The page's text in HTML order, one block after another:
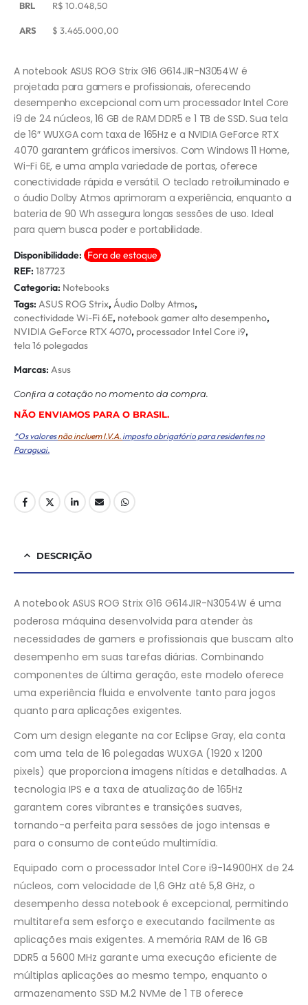
BRL R$ 10.048,50
ARS $ 3.465.000,00
A notebook ASUS ROG Strix G16 G614JIR-N3054W é
projetada para gamers e profissionais, oferecendo
desempenho excepcional com um processador Intel Core
i9 de 24 núcleos, 16 GB de RAM DDR5 e 1 TB de SSD. Sua tela
de 16″ WUXGA com taxa de 165Hz e a NVIDIA GeForce RTX
4070 garantem gráficos imersivos. Com Windows 11 Home,
Wi-Fi 6E, e uma ampla variedade de portas, oferece
conectividade rápida e versátil. O teclado retroiluminado e
o áudio Dolby Atmos aprimoram a experiência, enquanto a
bateria de 90 Wh assegura longas sessões de uso. Ideal
para quem busca poder e portabilidade.
Disponibilidade: Fora de estoque
REF: 187723
Categoria: Notebooks
Tags: ASUS ROG Strix,Áudio Dolby Atmos,
conectividade Wi-Fi 6E, notebook gamer alto desempenho,
NVIDIA GeForce RTX 4070, processador Intel Core i9,
tela 16 polegadas
Marcas: Asus
Conﬁra a cotação no momento da compra.
NÃO ENVIAMOS PARA O BRASIL.
*Os valoresnão incluem I.V.A. imposto obrigatório para residentes no
Paraguai.
DESCRIÇÃO
A notebook ASUS ROG Strix G16 G614JIR-N3054W é uma
poderosa máquina desenvolvida para atender às
necessidades de gamers e profissionais que buscam alto
desempenho em suas tarefas diárias. Combinando
componentes de última geração, este modelo oferece
uma experiência fluida e envolvente tanto para jogos
quanto para aplicações exigentes.
Com um design elegante na cor Eclipse Gray, ela conta
com uma tela de 16 polegadas WUXGA (1920 x 1200
pixels) que proporciona imagens nítidas e detalhadas. A
tecnologia IPS e a taxa de atualização de 165Hz
garantem cores vibrantes e transições suaves,
tornando-a perfeita para sessões de jogo intensas e
para o consumo de conteúdo multimídia.
Equipado com o processador Intel Core i9-14900HX de 24
núcleos, com velocidade de 1,6 GHz até 5,8 GHz, o
desempenho dessa notebook é excepcional, permitindo
multitarefa sem esforço e executando facilmente as
aplicações mais exigentes. A memória RAM de 16 GB
DDR5 a 5600 MHz garante uma execução eficiente de
múltiplas aplicações ao mesmo tempo, enquanto o
armazenamento SSD M.2 NVMe de 1 TB oferece